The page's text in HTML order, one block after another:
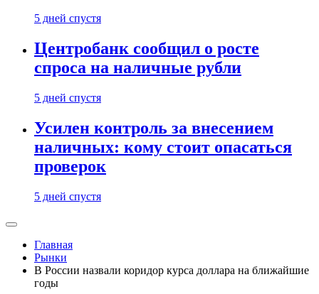
5 дней спустя
Центробанк сообщил о росте
спроса на наличные рубли
5 дней спустя
Усилен контроль за внесением
наличных: кому стоит опасаться
проверок
5 дней спустя
Главная
Рынки
В России назвали коридор курса доллара на ближайшие
годы